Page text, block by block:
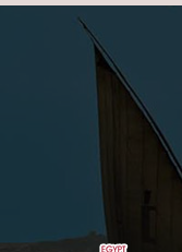
Skip to main content